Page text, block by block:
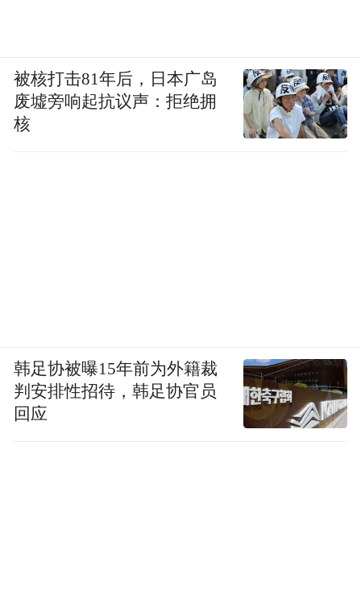
被核打击81年后，日本广岛
废墟旁响起抗议声：拒绝拥
核
韩足协被曝15年前为外籍裁
判安排性招待，韩足协官员
回应